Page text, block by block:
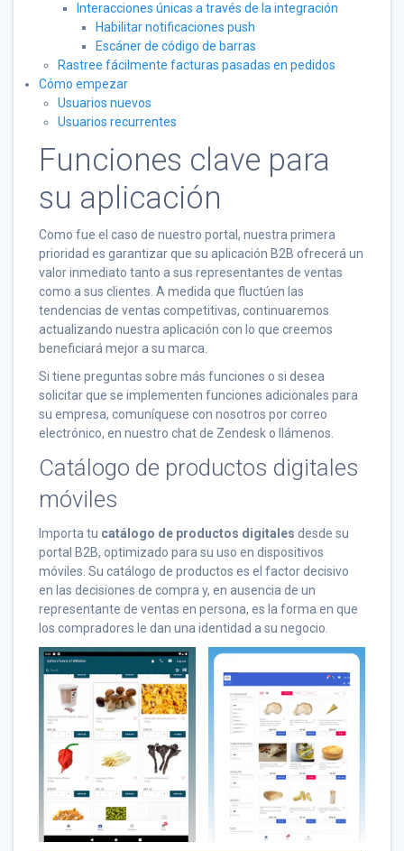
Interacciones únicas a través de la integración
Habilitar notificaciones push
Escáner de código de barras
Rastree fácilmente facturas pasadas en pedidos
Cómo empezar
Usuarios nuevos
Usuarios recurrentes
Funciones clave para
su aplicación
Como fue el caso de nuestro portal, nuestra primera
prioridad es garantizar que su aplicación B2B ofrecerá un
valor inmediato tanto a sus representantes de ventas
como a sus clientes. A medida que fluctúen las
tendencias de ventas competitivas, continuaremos
actualizando nuestra aplicación con lo que creemos
beneficiará mejor a su marca.
Si tiene preguntas sobre más funciones o si desea
solicitar que se implementen funciones adicionales para
su empresa, comuníquese con nosotros por correo
electrónico, en nuestro chat de Zendesk o llámenos.
Catálogo de productos digitales
móviles
Importa tu catálogo de productos digitales desde su
portal B2B, optimizado para su uso en dispositivos
móviles. Su catálogo de productos es el factor decisivo
en las decisiones de compra y, en ausencia de un
representante de ventas en persona, es la forma en que
los compradores le dan una identidad a su negocio.